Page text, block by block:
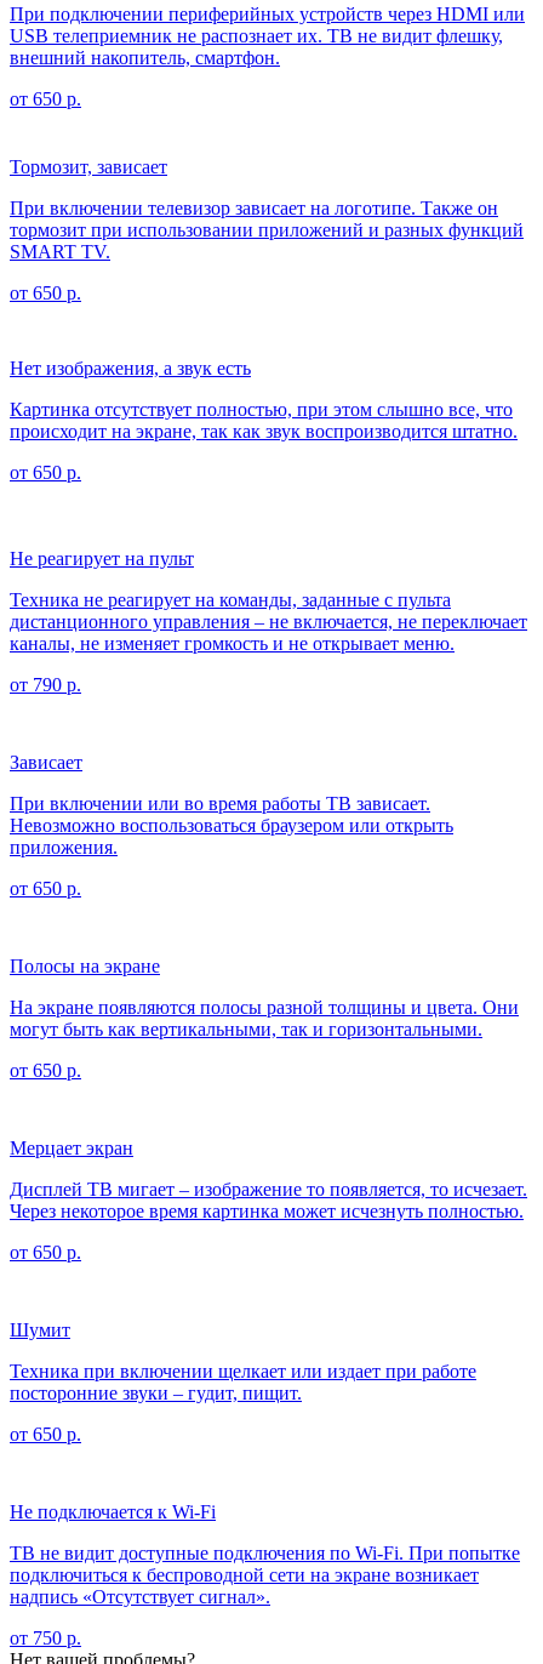
При подключении периферийных устройств через HDMI или
USB телеприемник не распознает их. ТВ не видит флешку,
внешний накопитель, смартфон.
от 650 р.
Тормозит, зависает
При включении телевизор зависает на логотипе. Также он
тормозит при использовании приложений и разных функций
SMART TV.
от 650 р.
Нет изображения, а звук есть
Картинка отсутствует полностью, при этом слышно все, что
происходит на экране, так как звук воспроизводится штатно.
от 650 р.
Не реагирует на пульт
Техника не реагирует на команды, заданные с пульта
дистанционного управления – не включается, не переключает
каналы, не изменяет громкость и не открывает меню.
от 790 р.
Зависает
При включении или во время работы ТВ зависает.
Невозможно воспользоваться браузером или открыть
приложения.
от 650 р.
Полосы на экране
На экране появляются полосы разной толщины и цвета. Они
могут быть как вертикальными, так и горизонтальными.
от 650 р.
Мерцает экран
Дисплей ТВ мигает – изображение то появляется, то исчезает.
Через некоторое время картинка может исчезнуть полностью.
от 650 р.
Шумит
Техника при включении щелкает или издает при работе
посторонние звуки – гудит, пищит.
от 650 р.
Не подключается к Wi-Fi
ТВ не видит доступные подключения по Wi-Fi. При попытке
подключиться к беспроводной сети на экране возникает
надпись «Отсутствует сигнал».
от 750 р.
Нет вашей проблемы?